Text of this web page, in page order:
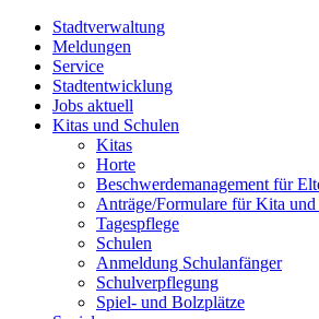
Stadtverwaltung
Meldungen
Service
Stadtentwicklung
Jobs aktuell
Kitas und Schulen
Kitas
Horte
Beschwerdemanagement für
Anträge/Formulare für Kita
Tagespflege
Schulen
Anmeldung Schulanfänger
Schulverpflegung
Spiel- und Bolzplätze